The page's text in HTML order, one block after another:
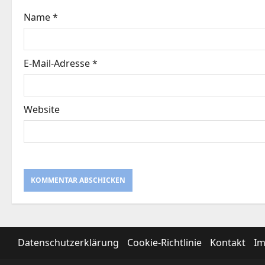
Name*
E-Mail-Adresse*
Website
Datenschutzerklärung Cookie-Richtlinie Kontakt